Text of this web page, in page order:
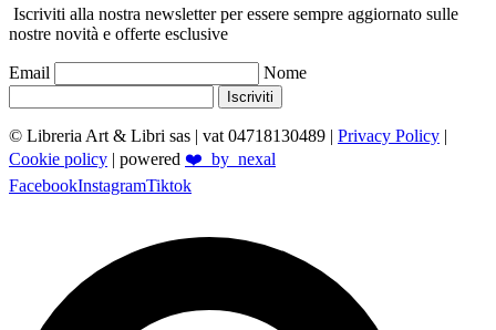
Iscriviti alla nostra newsletter per essere sempre aggiornato sulle
nostre novità e offerte esclusive
Email Nome
Iscriviti
© Libreria Art & Libri sas | vat 04718130489 | Privacy Policy |
Cookie policy | powered ❤️_by_nexal
FacebookInstagramTiktok